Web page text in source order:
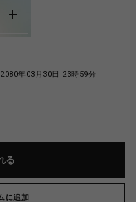
年03月30日 23時59分
る
に追加